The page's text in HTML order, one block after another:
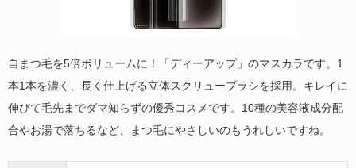
自まつ毛を5倍ボリュームに！「ディーアップ」のマスカラです。1
本1本を濃く、長く仕上げる立体スクリューブラシを採用。キレイに
伸びて毛先までダマ知らずの優秀コスメです。10種の美容液成分配
合やお湯で落ちるなど、まつ毛にやさしいのもうれしいですね。